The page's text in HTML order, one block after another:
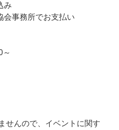
み
事務所でお支払い
～
せんので、イベントに関す